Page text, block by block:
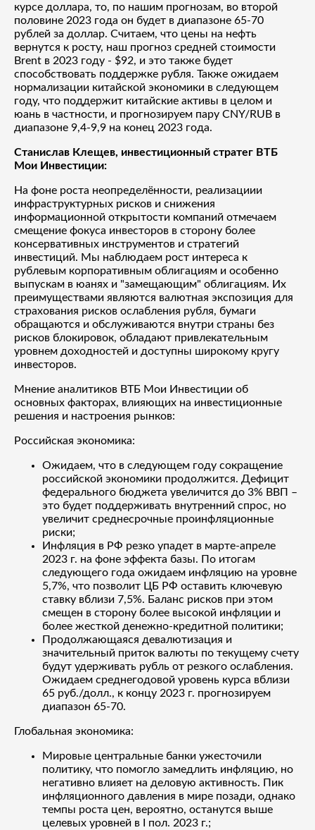
курсе доллара, то, по нашим прогнозам, во второй
половине 2023 года он будет в диапазоне 65-70
рублей за доллар. Считаем, что цены на нефть
вернутся к росту, наш прогноз средней стоимости
Brent в 2023 году - $92, и это также будет
способствовать поддержке рубля. Также ожидаем
нормализации китайской экономики в следующем
году, что поддержит китайские активы в целом и
юань в частности, и прогнозируем пару CNY/RUB в
диапазоне 9,4-9,9 на конец 2023 года.
Станислав Клещев, инвестиционный стратег ВТБ
Мои Инвестиции:
На фоне роста неопределённости, реализациии
инфраструктурных рисков и снижения
информационной открытости компаний отмечаем
смещение фокуса инвесторов в сторону более
консервативных инструментов и стратегий
инвестиций. Мы наблюдаем рост интереса к
рублевым корпоративным облигациям и особенно
выпускам в юанях и "замещающим" облигациям. Их
преимуществами являются валютная экспозиция для
страхования рисков ослабления рубля, бумаги
обращаются и обслуживаются внутри страны без
рисков блокировок, обладают привлекательным
уровнем доходностей и доступны широкому кругу
инвесторов.
Мнение аналитиков ВТБ Мои Инвестиции об
основных факторах, влияющих на инвестиционные
решения и настроения рынков:
Российская экономика:
Ожидаем, что в следующем году сокращение
российской экономики продолжится. Дефицит
федерального бюджета увеличится до 3% ВВП –
это будет поддерживать внутренний спрос, но
увеличит среднесрочные проинфляционные
риски;
Инфляция в РФ резко упадет в марте-апреле
2023 г. на фоне эффекта базы. По итогам
следующего года ожидаем инфляцию на уровне
5,7%, что позволит ЦБ РФ оставить ключевую
ставку вблизи 7,5%. Баланс рисков при этом
смещен в сторону более высокой инфляции и
более жесткой денежно-кредитной политики;
Продолжающаяся девалютизация и
значительный приток валюты по текущему счету
будут удерживать рубль от резкого ослабления.
Ожидаем среднегодовой уровень курса вблизи
65 руб./долл., к концу 2023 г. прогнозируем
диапазон 65-70.
Глобальная экономика:
Мировые центральные банки ужесточили
политику, что помогло замедлить инфляцию, но
негативно влияет на деловую активность. Пик
инфляционного давления в мире позади, однако
темпы роста цен, вероятно, останутся выше
целевых уровней в I пол. 2023 г.;